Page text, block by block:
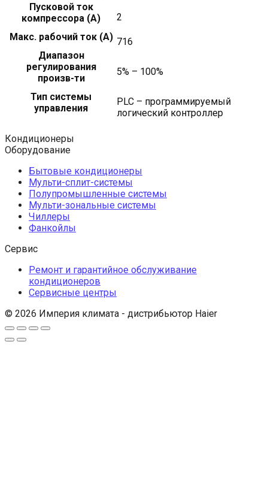
Пусковой ток
компрессора (A)
2
Макс. рабочий ток (A) 716
Диапазон
регулирования
произв-ти
5% – 100%
Тип системы
управления
PLC – программируемый
логический контроллер
Кондиционеры
Оборудование
Бытовые кондиционеры
Мульти-сплит-системы
Полупромышленные системы
Мульти-зональные системы
Чиллеры
Фанкойлы
Сервис
Ремонт и гарантийное обслуживание
кондиционеров
Сервисные центры
© 2026 Империя климата - дистрибьютор Haier